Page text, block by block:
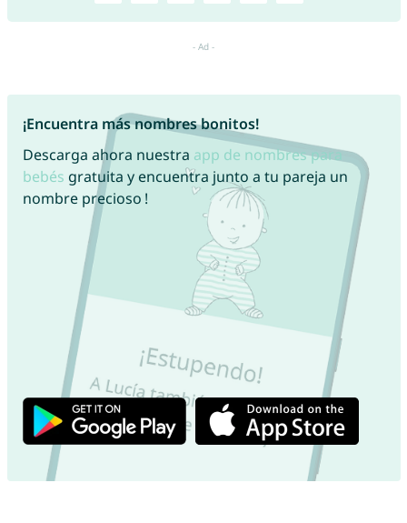
¡Encuentra más nombres bonitos!
Descarga ahora nuestra app de nombres para
bebés gratuita y encuentra junto a tu pareja un
nombre precioso !